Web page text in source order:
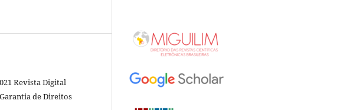
Revista Digital
de Direitos